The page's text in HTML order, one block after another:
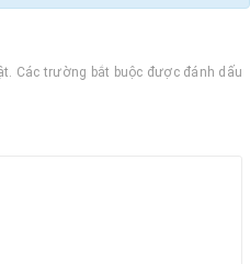
Các trường bắt buộc được đánh dấu